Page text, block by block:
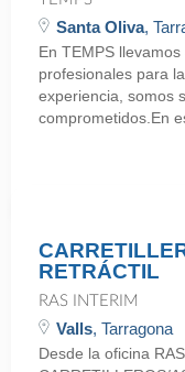
Santa Oliva,
En TEMPS
profesionales para
experiencia, somos
comprometidos.En
RETRÁCTIL
RAS INTERIM
Valls, Tarragona
Desde la oficina